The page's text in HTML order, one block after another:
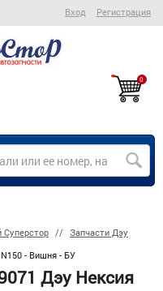
Вход Регистрация
0
Суперстор
Запчасти Дэу
- Вишня - БУ
Дэу Нексия